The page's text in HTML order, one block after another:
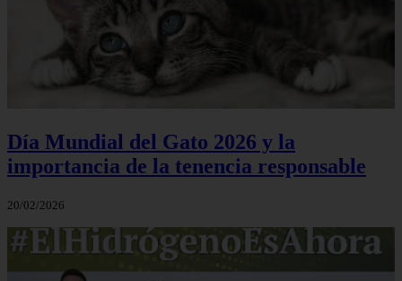
Día Mundial del Gato 2026 y la
importancia de la tenencia responsable
20/02/2026